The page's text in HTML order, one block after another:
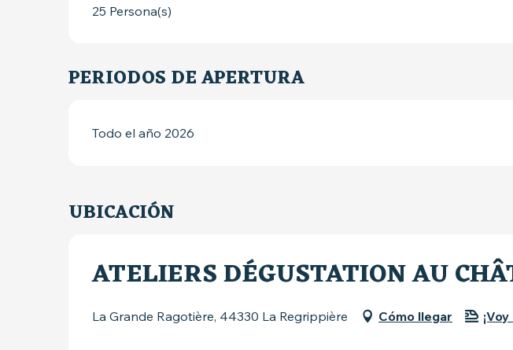
25 Persona(s)
PERIODOS DE APERTURA
Todo el año 2026
UBICACIÓN
ATELIERS DÉGUSTATION AU
La Grande Ragotière, 44330 La Regrippière Cómo llegar